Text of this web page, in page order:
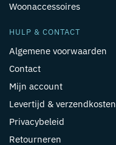
Woonaccessoires
HULP & CONTACT
Algemene voorwaarden
Contact
Mijn account
Levertijd & verzendkosten
Privacybeleid
Retourneren